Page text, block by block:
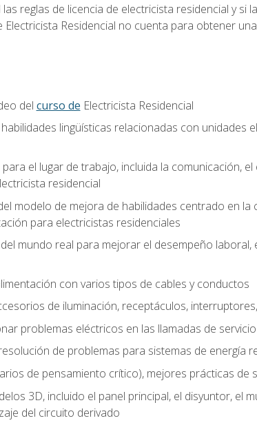
reglas de licencia de electricista residencial y
Residencial no cuenta para obtener
del curso de Electricista Residencial
lingüísticas relacionadas con unidades
el lugar de trabajo, incluida la comunicación,
residencial
modelo de mejora de habilidades centrado en
para electricistas residenciales
mundo real para mejorar el desempeño
con varios tipos de cables y conductos
de iluminación, receptáculos,
problemas eléctricos en las llamadas de servicio
de problemas para sistemas de energía
de pensamiento crítico), mejores prácticas de
3D, incluido el panel principal, el disyuntor, el
del circuito derivado